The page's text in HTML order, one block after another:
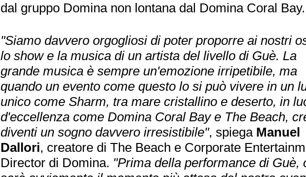
dal gruppo Domina non lontana dal Domina Coral Bay.
"Siamo davvero orgogliosi di poter proporre ai nostri
lo show e la musica di un artista del livello di Guè. La
grande musica è sempre un'emozione irripetibile, ma
quando un evento come questo lo si può vivere in un
unico come Sharm, tra mare cristallino e deserto, in
d'eccellenza come Domina Coral Bay e The Beach,
diventi un sogno davvero irresistibile", spiega Manuel
Dallori, creatore di The Beach e Corporate
Director di Domina. "Prima della performance di Guè,